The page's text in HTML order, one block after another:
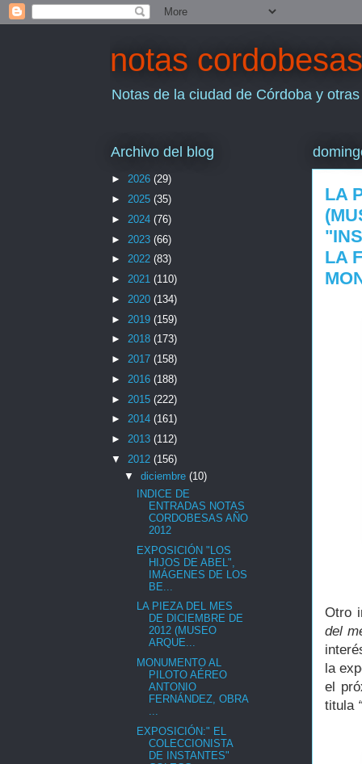
notas cordobesas
Notas de la ciudad de Córdoba y
LA
LA
Otro
del
la
el
titula
Archivo del blog
► 2026 (29)
► 2025 (35)
► 2024 (76)
► 2023 (66)
► 2022 (83)
► 2021 (110)
► 2020 (134)
► 2019 (159)
► 2018 (173)
► 2017 (158)
► 2016 (188)
► 2015 (222)
► 2014 (161)
► 2013 (112)
▼ 2012 (156)
▼ diciembre (10)
INDICE DE
ENTRADAS NOTAS
CORDOBESAS AÑO
2012
EXPOSICIÓN "LOS
HIJOS DE ABEL",
IMÁGENES DE LOS
BE...
LA PIEZA DEL MES
DE DICIEMBRE DE
2012 (MUSEO
ARQUE...
MONUMENTO AL
PILOTO AÉREO
ANTONIO
FERNÁNDEZ, OBRA
...
EXPOSICIÓN:" EL
COLECCIONISTA
DE INSTANTES"